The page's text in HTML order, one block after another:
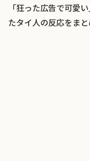
「狂った広告で可愛
たタイ人の反応をまと